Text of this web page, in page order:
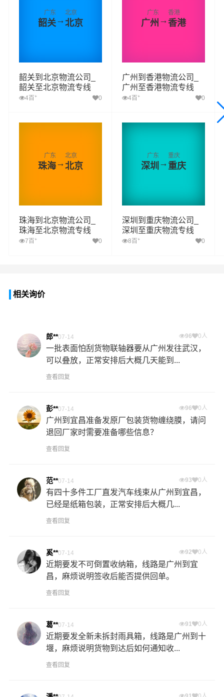
广东
韶关→
北京
北京
韶关到北京物流公司_
韶关至北京物流专线
4百 + 0
广东
广州 →
香港
香港
广州到香港物流公司_
广州至香港物流专线
4百 + 0
广东
珠海→
北京
北京
珠海到北京物流公司_
珠海至北京物流专线
7百 + 0
广东
深圳→
重庆
重庆
深圳到重庆物流公司_
深圳至重庆物流专线
8百 + 0
相关询价
郎**07-14 96 0人
一批表面怕刮货物联轴器要从广州发往武汉，
可以叠放，正常安排后大概几天能到...
查看回复
彭**07-14 96 0人
广州到宜昌准备发原厂包装货物缠绕膜，请问
退回厂家时需要准备哪些信息？
查看回复
范**07-14 93 0人
有四十多件工厂直发汽车线束从广州到宜昌，
已经是纸箱包装，正常安排后大概几...
查看回复
奚**07-14 92 0人
近期要发不可倒置收纳箱，线路是广州到宜
昌，麻烦说明签收后能否提供回单。
查看回复
葛**07-14 91 0人
近期要发全新未拆封雨具箱，线路是广州到十
堰，麻烦说明货物到达后如何通知收...
查看回复